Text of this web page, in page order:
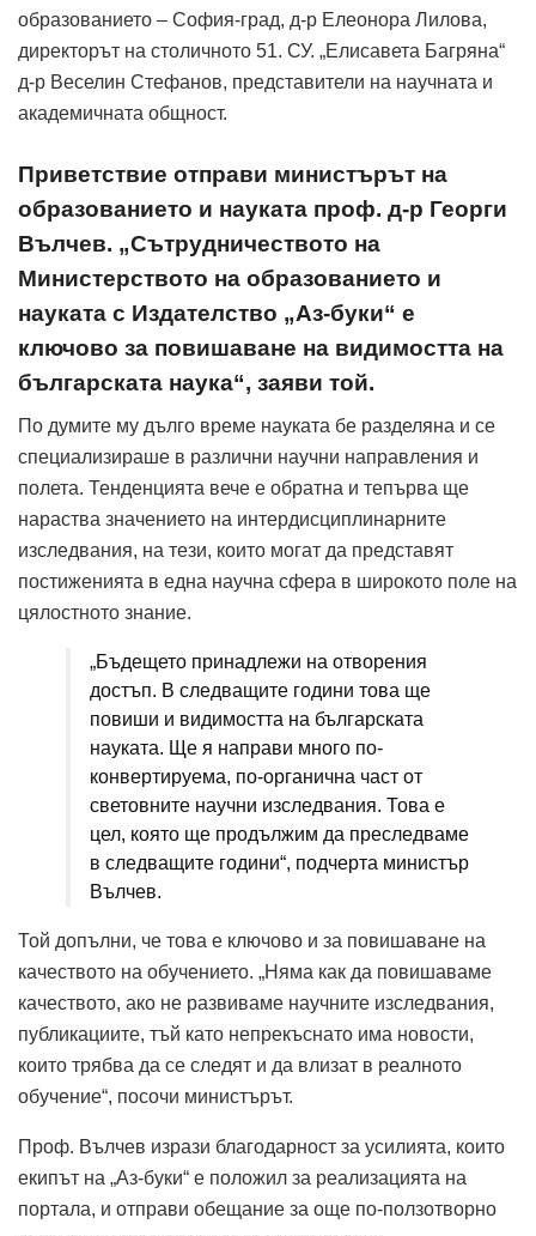
образованието – София-град, д-р Елеонора Лилова,
директорът на столичното 51. СУ. „Елисавета Багряна“
д-р Веселин Стефанов, представители на научната и
академичната общност.
Приветствие отправи министърът на
образованието и науката проф. д-р Георги
Вълчев. „Сътрудничеството на
Министерството на образованието и
науката с Издателство „Аз-буки“ е
ключово за повишаване на видимостта на
българската наука“, заяви той.
По думите му дълго време науката бе разделяна и се
специализираше в различни научни направления и
полета. Тенденцията вече е обратна и тепърва ще
нараства значението на интердисциплинарните
изследвания, на тези, които могат да представят
постиженията в една научна сфера в широкото поле на
цялостното знание.
„Бъдещето принадлежи на отворения
достъп. В следващите години това ще
повиши и видимостта на българската
науката. Ще я направи много по-
конвертируема, по-органична част от
световните научни изследвания. Това е
цел, която ще продължим да преследваме
в следващите години“, подчерта министър
Вълчев.
Той допълни, че това е ключово и за повишаване на
качеството на обучението. „Няма как да повишаваме
качеството, ако не развиваме научните изследвания,
публикациите, тъй като непрекъснато има новости,
които трябва да се следят и да влизат в реалното
обучение“, посочи министърът.
Проф. Вълчев изрази благодарност за усилията, които
екипът на „Аз-буки“ е положил за реализацията на
портала, и отправи обещание за още по-ползотворно